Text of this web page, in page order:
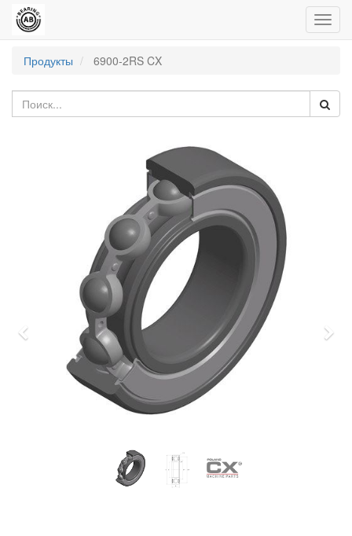
Продукты
6900-2RS CX
Previous